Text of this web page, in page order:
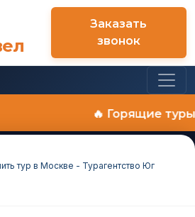
Заказать
звонок
🔥 Горящие
тур в Москве - Турагентство Юг